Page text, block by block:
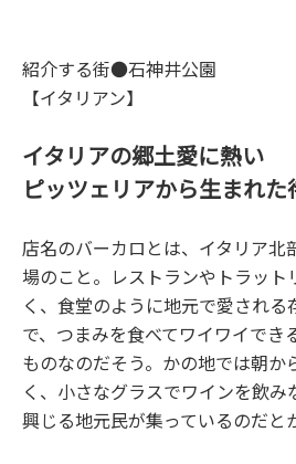
紹介する街●石神井公園
【イタリアン】
イタリアの郷土愛に熱い
ピッツェリアから生まれ
店名のバーカロとは、イタリア北
場のこと。レストランやトラット
く、食堂のように地元で愛され
で、つまみを食べてワイワイでき
ものなのだそう。かの地では朝か
く、小さなグラスでワインを飲
興じる地元民が集っているのだと